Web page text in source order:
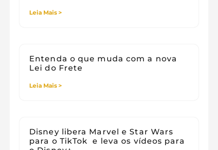
Leia Mais >
Entenda o que muda com a nova
Lei do Frete
Leia Mais >
Disney libera Marvel e Star Wars
para o TikTok e leva os vídeos para